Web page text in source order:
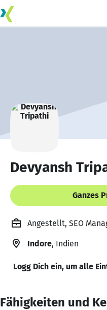
Devyansh
Ganzes
Angestellt, SEO
Indore, Indien
Logg Dich ein, um alle
Fähigkeiten und